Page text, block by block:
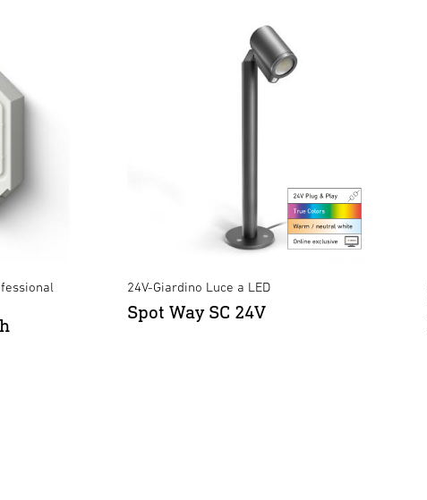
24V-Giardino Luce a LED
Spot Way SC 24V